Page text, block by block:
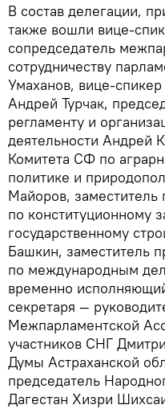
В состав делегации,
также вошли вице-
сопредседатель
сотрудничеству
Умаханов, вице-
Андрей Турчак,
регламенту и
деятельности Андрей
Комитета СФ по
политике и
Майоров,
по конституционному
государственному
Башкин, заместитель
по международным
временно
секретаря —
Межпарламентской
участников СНГ
Думы Астраханской
председатель
Дагестан Хизри